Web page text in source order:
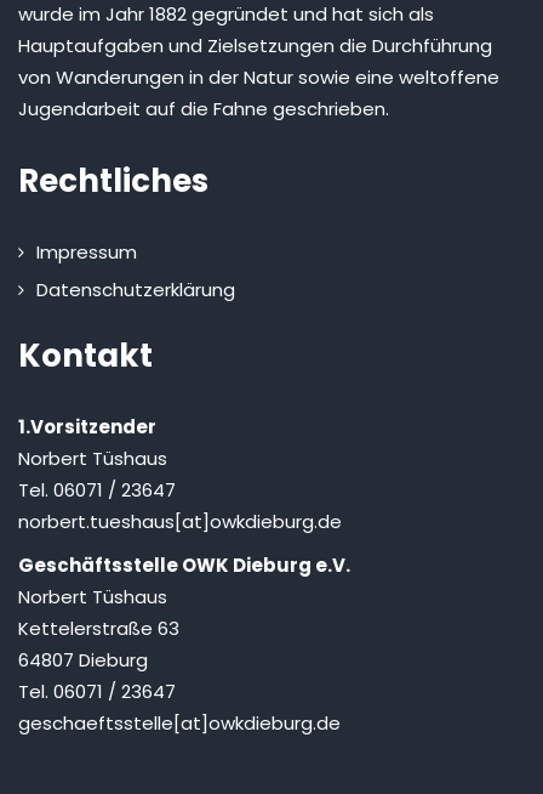
wurde im Jahr 1882 gegründet und hat sich als
Hauptaufgaben und Zielsetzungen die Durchführung
von Wanderungen in der Natur sowie eine weltoffene
Jugendarbeit auf die Fahne geschrieben.
Rechtliches
Impressum
Datenschutzerklärung
Kontakt
1.Vorsitzender
Norbert Tüshaus
Tel. 06071 / 23647
norbert.tueshaus[at]owkdieburg.de
Geschäftsstelle OWK Dieburg e.V.
Norbert Tüshaus
Kettelerstraße 63
64807 Dieburg
Tel. 06071 / 23647
geschaeftsstelle[at]owkdieburg.de